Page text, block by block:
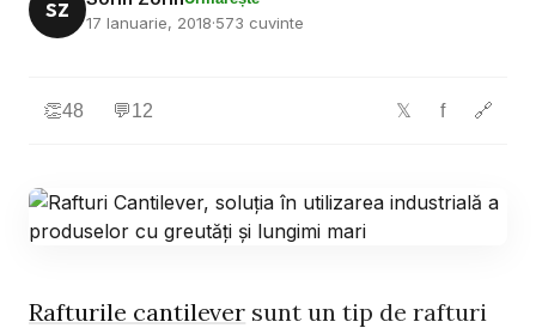
SZ
17 Ianuarie, 2018·573 cuvinte
👏48 💬12 𝕏 f 🔗
Rafturile cantilever sunt un tip de rafturi